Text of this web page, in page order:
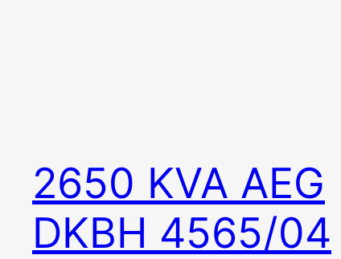
2650 KVA AEG
DKBH 4565/04